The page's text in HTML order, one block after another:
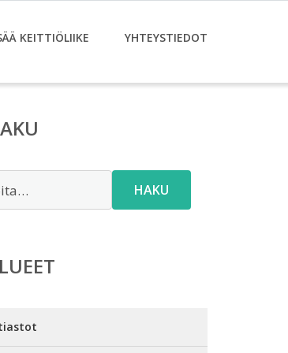
KEITTIÖLIIKE YHTEYSTIEDOT
HAKU